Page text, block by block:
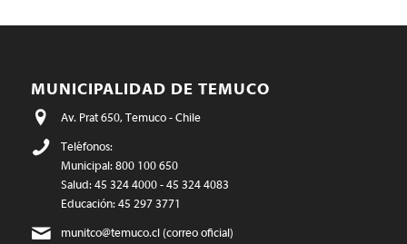
MUNICIPALIDAD DE TEMUCO
Av. Prat 650, Temuco - Chile
Teléfonos:
Municipal: 800 100 650
Salud: 45 324 4000 - 45 324 4083
Educación: 45 297 3771
munitco@temuco.cl(correo oficial)